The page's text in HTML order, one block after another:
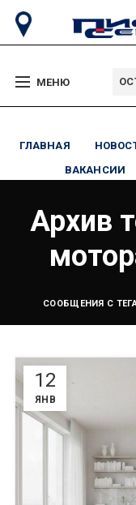
МЕНЮ
ГЛАВНАЯ
ВАКАНСИИ
Архив
СООБЩЕНИЯ С
12
ЯНВ